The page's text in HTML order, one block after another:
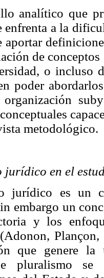
analítico que
enfrenta a la
aportar
de
o incluso
poder
metodológico.
en el
jurídico es un
embargo un
y los
que genere la
pluralismo se